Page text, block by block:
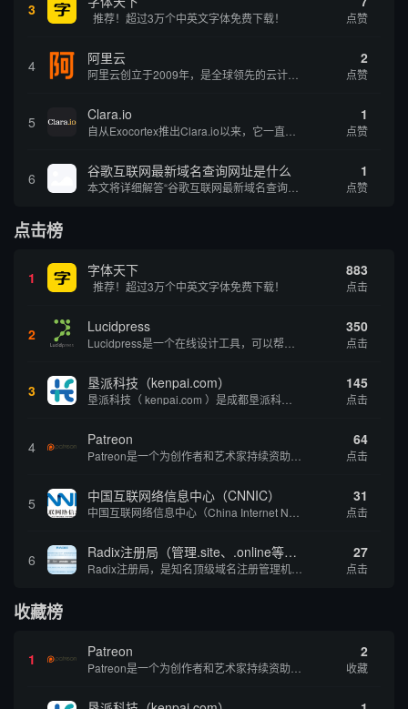
3 推荐！超过3万个中英文字体免费下载！ 点赞
4 阿里云 2
点赞
5 Clara.io 1
点赞
6 谷歌互联网最新域名查询网址是什么 1
点赞
点击榜
1 字体天下
推荐！超过3万个中英文字体免费下载！
883
点击
2 Lucidpress 350
点击
3 垦派科技（kenpai.com） 145
点击
4 Patreon 64
点击
5 中国互联网络信息中心（CNNIC） 31
点击
6 Radix注册局（管理.site、.online等顶级域名） 27
点击
收藏榜
1 Patreon 2
收藏